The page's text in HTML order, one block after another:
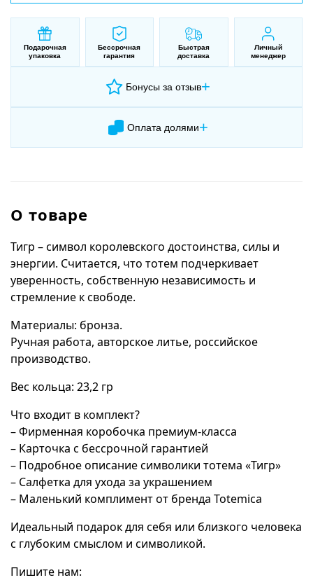
Подарочная
упаковка
Бессрочная
гарантия
Быстрая
доставка
Личный
менеджер
Бонусы за отзыв+
Оплата долями+
О товаре
Тигр – символ королевского достоинства, силы и
энергии. Считается, что тотем подчеркивает
уверенность, собственную независимость и
стремление к свободе.
Материалы: бронза.
Ручная работа, авторское литье, российское
производство.
Вес кольца: 23,2 гр
Что входит в комплект?
– Фирменная коробочка премиум-класса
– Карточка с бессрочной гарантией
– Подробное описание символики тотема «Тигр»
– Салфетка для ухода за украшением
– Маленький комплимент от бренда Totemica
Идеальный подарок для себя или близкого человека
с глубоким смыслом и символикой.
Пишите нам: